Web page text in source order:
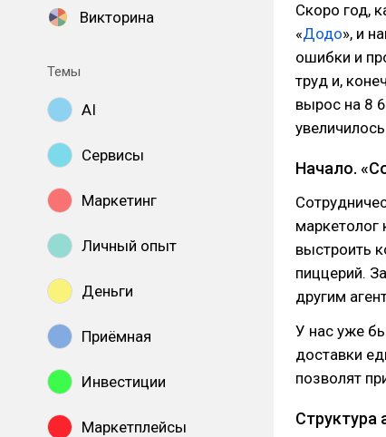
Викторина
Темы
AI
Сервисы
Маркетинг
Личный опыт
Деньги
Приёмная
Инвестиции
Маркетплейсы
Скоро год,
«Додо», и
ошибки и
труд и,
вырос на 8
Начало.
маркетолог
выстроить
пиццерий.
другим
У нас уже
доставки
позволят
Структура